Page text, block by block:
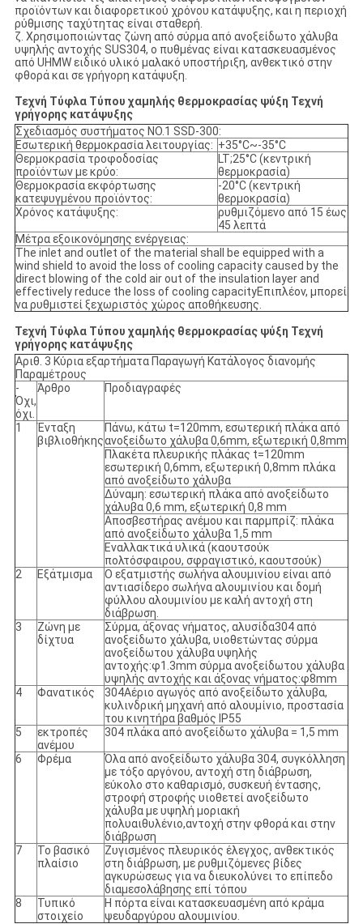
προϊόντων και διαφορετικού χρόνου κατάψυξης, και η περιοχή
ρύθμισης ταχύτητας είναι σταθερή.
ζ. Χρησιμοποιώντας ζώνη από σύρμα από ανοξείδωτο χάλυβα
υψηλής αντοχής SUS304, ο πυθμένας είναι κατασκευασμένος
από UHMW ειδικό υλικό μαλακό υποστήριξη, ανθεκτικό στην
φθορά και σε γρήγορη κατάψυξη.
Τεχνή Τύφλα Τύπου χαμηλής θερμοκρασίας ψύξη Τεχνή
γρήγορης κατάψυξης
Σχεδιασμός συστήματος NO.1 SSD-300:
Εσωτερική θερμοκρασία λειτουργίας: +35°C~-35°C
Θερμοκρασία τροφοδοσίας
προϊόντων με κρύο:
LT;25°C (κεντρική
θερμοκρασία)
Θερμοκρασία εκφόρτωσης
κατεψυγμένου προϊόντος:
-20°C (κεντρική
θερμοκρασία)
Χρόνος κατάψυξης:
ρυθμιζόμενο από 15 έως
45 λεπτά
Μέτρα εξοικονόμησης ενέργειας:
The inlet and outlet of the material shall be equipped with a
wind shield to avoid the loss of cooling capacity caused by the
direct blowing of the cold air out of the insulation layer and
effectively reduce the loss of cooling capacityΕπιπλέον, μπορεί
να ρυθμιστεί ξεχωριστός χώρος αποθήκευσης.
Τεχνή Τύφλα Τύπου χαμηλής θερμοκρασίας ψύξη Τεχνή
γρήγορης κατάψυξης
Αριθ. 3 Κύρια εξαρτήματα Παραγωγή Κατάλογος διανομής
Παραμέτρους
-
Όχι,
όχι.
Άρθρο Προδιαγραφές
1
Ένταξη
βιβλιοθήκης
Πάνω, κάτω t=120mm, εσωτερική πλάκα από
ανοξείδωτο χάλυβα 0,6mm, εξωτερική 0,8mm
Πλακέτα πλευρικής πλάκας t=120mm
εσωτερική 0,6mm, εξωτερική 0,8mm πλάκα
από ανοξείδωτο χάλυβα
Δύναμη: εσωτερική πλάκα από ανοξείδωτο
χάλυβα 0,6 mm, εξωτερική 0,8 mm
Αποσβεστήρας ανέμου και παρμπρίζ: πλάκα
από ανοξείδωτο χάλυβα 1,5 mm
Εναλλακτικά υλικά (καουτσούκ
πολτόσφαιρου, σφραγιστικό, καουτσούκ)
2
Εξάτμισμα
Ο εξατμιστής σωλήνα αλουμινίου είναι από
αντιασίδερο σωλήνα αλουμινίου και δομή
φύλλου αλουμινίου με καλή αντοχή στη
διάβρωση.
3
Ζώνη με
δίχτυα
Σύρμα, άξονας νήματος, αλυσίδα304 από
ανοξείδωτο χάλυβα, υιοθετώντας σύρμα
ανοξείδωτου χάλυβα υψηλής
αντοχής:φ1.3mm σύρμα ανοξείδωτου χάλυβα
υψηλής αντοχής και άξονας νήματος:φ8mm
4
Φανατικός
304Αέριο αγωγός από ανοξείδωτο χάλυβα,
κυλινδρική μηχανή από αλουμίνιο, προστασία
του κινητήρα βαθμός IP55
5
εκτροπές
ανέμου
304 πλάκα από ανοξείδωτο χάλυβα = 1,5 mm
6 Φρέμα
Όλα από ανοξείδωτο χάλυβα 304, συγκόλληση
με τόξο αργόνου, αντοχή στη διάβρωση,
εύκολο στο καθαρισμό, συσκευή έντασης,
στροφή στροφής υιοθετεί ανοξείδωτο
χάλυβα με υψηλή μοριακή
πολυαιθυλένιο,αντοχή στην φθορά και στην
διάβρωση
7
Το βασικό
πλαίσιο
Ζυγισμένος πλευρικός έλεγχος, ανθεκτικός
στη διάβρωση, με ρυθμιζόμενες βίδες
αγκυρώσεως για να διευκολύνει το επίπεδο
διαμεσολάβησης επί τόπου
8
Τυπικό
στοιχείο
Η πόρτα είναι κατασκευασμένη από κράμα
ψευδαργύρου αλουμινίου.